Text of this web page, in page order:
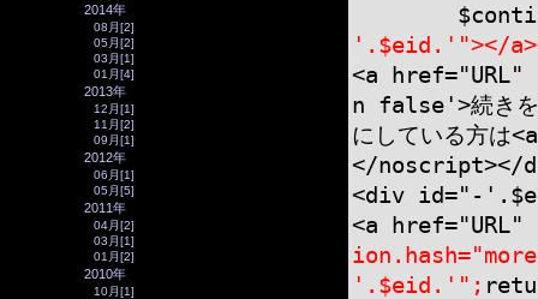
2014年
08月[2]
05月[2]
03月[1]
01月[4]
2013年
12月[1]
11月[2]
09月[1]
2012年
06月[1]
05月[5]
2011年
04月[2]
03月[1]
01月[2]
2010年
10月[1]
'.$eid.'"></a>
<a
n false'>続き
にしている方
</noscript></
<div id="-
<a
'.$eid.'";